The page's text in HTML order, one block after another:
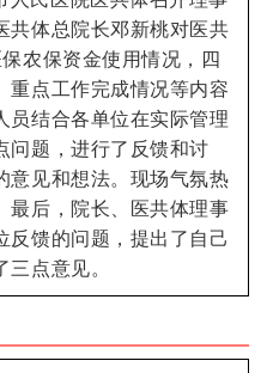
共体总院长邓新桃对医共
农保资金使用情况，四
重点工作完成情况等内容
员结合各单位在实际管理
问题，进行了反馈和讨
意见和想法。现场气氛热
最后，院长、医共体理事
反馈的问题，提出了自己
点意见。